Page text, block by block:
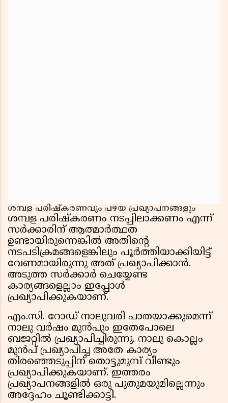
ശമ്പള പരിഷ്കരണവും പഴയ പ്രഖ്യാപനങ്ങളും
ശമ്പള പരിഷ്കരണം നടപ്പിലാക്കണം എന്ന്
സർക്കാരിന് ആത്മാർത്ഥത
ഉണ്ടായിരുന്നെങ്കിൽ അതിന്റെ
നടപടിക്രമങ്ങളെങ്കിലും പൂർത്തിയാക്കിയിട്ട്
വേണമായിരുന്നു അത് പ്രഖ്യാപിക്കാൻ.
അടുത്ത സർക്കാർ ചെയ്യേണ്ട
കാര്യങ്ങളെല്ലാം ഇപ്പോൾ
പ്രഖ്യാപിക്കുകയാണ്.
എം.സി. റോഡ് നാലുവരി പാതയാക്കുമെന്ന്
നാലു വർഷം മുൻപും ഇതേപോലെ
ബജറ്റിൽ പ്രഖ്യാപിച്ചിരുന്നു. നാലു കൊല്ലം
മുൻപ് പ്രഖ്യാപിച്ച അതേ കാര്യം
തിരഞ്ഞെടുപ്പിന് തൊട്ടുമുമ്പ് വീണ്ടും
പ്രഖ്യാപിക്കുകയാണ്. ഇത്തരം
പ്രഖ്യാപനങ്ങളിൽ ഒരു പുതുമയുമില്ലെന്നും
അദ്ദേഹം ചൂണ്ടിക്കാട്ടി.